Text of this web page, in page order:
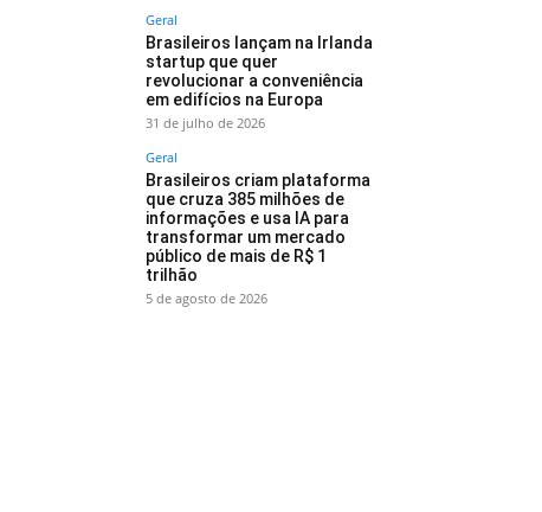
Geral
Brasileiros lançam na Irlanda
startup que quer
revolucionar a conveniência
em edifícios na Europa
31 de julho de 2026
Geral
Brasileiros criam plataforma
que cruza 385 milhões de
informações e usa IA para
transformar um mercado
público de mais de R$ 1
trilhão
5 de agosto de 2026